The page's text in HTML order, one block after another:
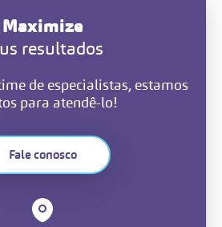
Maximize
resultados
de especialistas, estamos
para atendê-lo!
Fale conosco